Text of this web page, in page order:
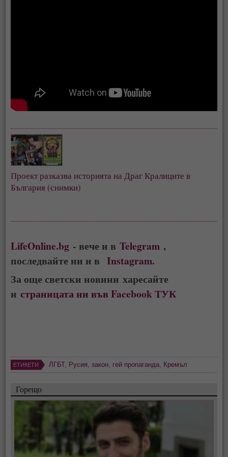
Проект разказва историята на Драг Кралиците в
България (снимки)
LifeOnline.bg - вече и вTelegram ,
последвайте ни и вInstagram.
За още светски новини харесайте
истраницата ни във Facebook ТУК
ЕТИКЕТИ ЛГБТ, Русия,закон, гей пропаганда, Кремъл
Горещо